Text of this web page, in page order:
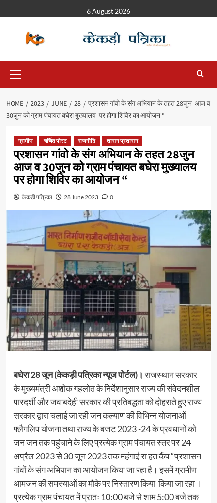
6 August 2026
HOME 2023 JUNE 28
प्रशासन गांवो के संग अभियान के तहत 28जुन आज व
30जुन को ग्राम पंचायत बघेरा मुख्यालय पर होगा शिविर का आयोजन “
ग्रामीण चर्चित पोस्ट राजनीति शासन प्रशासन
प्रशासन गांवो के संग अभियान के तहत 28जुन
आज व 30जुन को ग्राम पंचायत बघेरा मुख्यालय
पर होगा शिविर का आयोजन “
केकड़ी पत्रिका 28 June 2023 0
बघेरा 28 जून (केकड़ी पत्रिका न्यूज पोर्टल)। राजस्थान सरकार
के मुख्यमंत्री अशोक गहलोत के निर्देशानुसार राज्य की संवेदनशील
पारदर्शी और जवाबदेही सरकार की प्रतिबद्धता को दोहराते हुए राज्य
सरकार द्वारा चलाई जा रही जन कल्याण की विभिन्न योजनाओं
फ्लैगलिप योजना तथा राज्य के बजट 2023 -24 के प्रवधानों को
जन जन तक पहुंचाने के लिए प्रत्येक ग्राम पंचायत स्तर पर 24
अप्रैल 2023 से 30 जून 2023 तक महंगाई रा हत कैंप “प्रशासन
गांवों के संग अभियान का आयोजन किया जा रहा है। इसमें ग्रामीण
आमजन की समस्याओं का मौके पर निस्तारण किया किया जा रहा ।
प्रत्येक ग्राम पंचायत में प्रातः 10:00 बजे से शाम 5:00 बजे तक